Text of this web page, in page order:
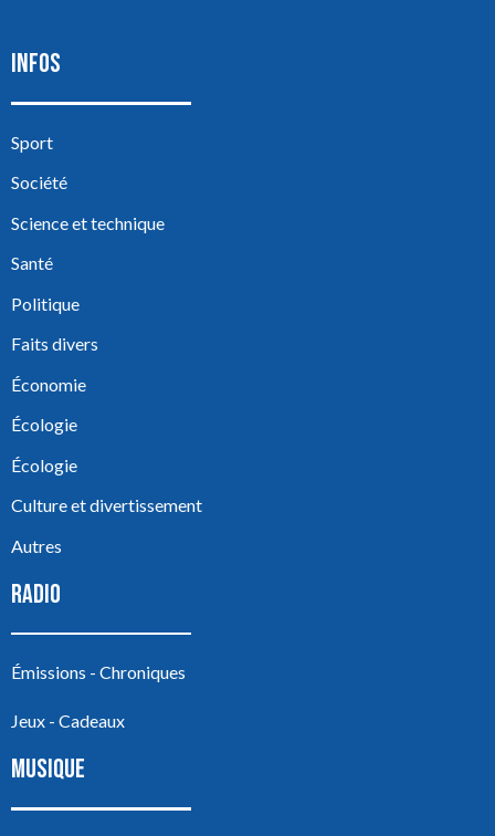
INFOS
Sport
Société
Science et technique
Santé
Politique
Faits divers
Économie
Écologie
Écologie
Culture et divertissement
Autres
RADIO
Émissions - Chroniques
Jeux - Cadeaux
MUSIQUE